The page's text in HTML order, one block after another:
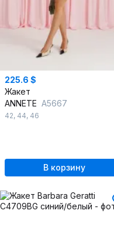
225.6 $
Жакет
ANNETE A5667
42, 44, 46
В корзину